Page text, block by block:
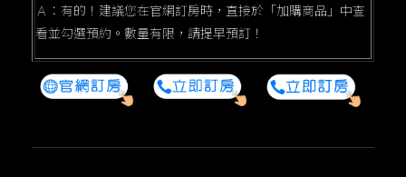
Ａ：有的！建議您在官網訂房時，直接於「加購商品」中查
看並勾選預約。數量有限，請提早預訂！